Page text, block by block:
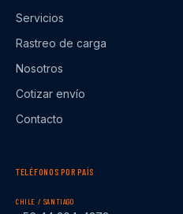
Servicios
Rastreo de carga
Nosotros
Cotizar envío
Contacto
TELÉFONOS POR PAÍS
CHILE / SANTIAGO